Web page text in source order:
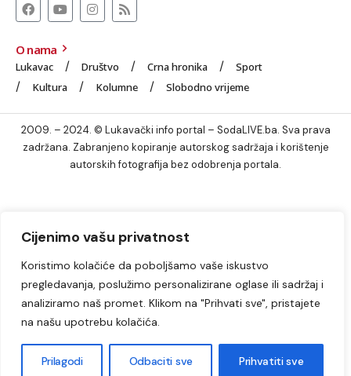
Cijenimo vašu privatnost
Koristimo kolačiće da poboljšamo vaše iskustvo
pregledavanja, poslužimo personalizirane oglase ili sadržaj i
analiziramo naš promet. Klikom na "Prihvati sve", pristajete
na našu upotrebu kolačića.
Prilagodi Odbaciti sve Prihvatiti sve
O nama
Lukavac Društvo Crna hronika
Sport
Kultura
Kolumne Slobodno vrijeme
2009. – 2024. © Lukavački info portal – SodaLIVE.ba. Sva prava
zadržana. Zabranjeno kopiranje autorskog sadržaja i korištenje
autorskih fotografija bez odobrenja portala.